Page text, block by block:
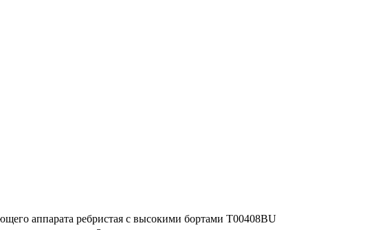
аппарата ребристая с высокими бортами T00408BU